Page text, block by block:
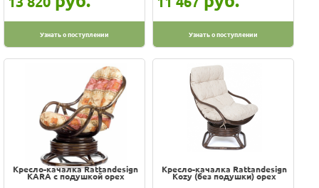
Узнать о поступлении Узнать о поступлении
Кресло-качалка Rattandesign
KARA с подушкой орех
Кресло-качалка Rattandesign
Kozy (без подушки) орех